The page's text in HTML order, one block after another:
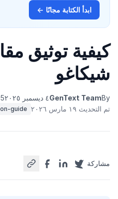
ابدأ الكتابة مجانًا ←
كيفية توثيق
شيكاغو
By
GenText Team٤ ديسمبر ٢٠٢٥
5 دقائق للقراءة
تم التحديث ١٩ مارس ٢٠٢٦
guide
مشاركة